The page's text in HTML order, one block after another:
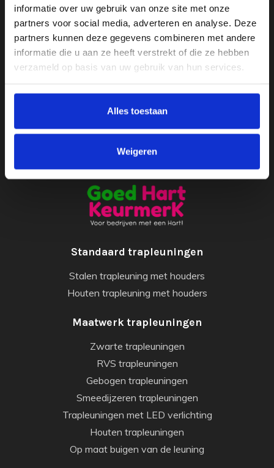
informatie over uw gebruik van onze site met onze
partners voor social media, adverteren en analyse. Deze
partners kunnen deze gegevens combineren met andere
informatie die u aan ze heeft verstrekt of die ze hebben
verzameld op basis van uw gebruik van hun services.
Alles toestaan
Weigeren
Openingstijden
Ma t/m do 8.30 tot 17.30
Vrijdag
8.30 tot 13.00
Bezoek
Op afspraak
KvK - 86820796
BTW - NL864098261B01
Standaard trapleuningen
Stalen trapleuning met houders
Houten trapleuning met houders
Maatwerk trapleuningen
Zwarte trapleuningen
RVS trapleuningen
Gebogen trapleuningen
Smeedijzeren trapleuningen
Trapleuningen met LED verlichting
Houten trapleuningen
Op maat buigen van de leuning